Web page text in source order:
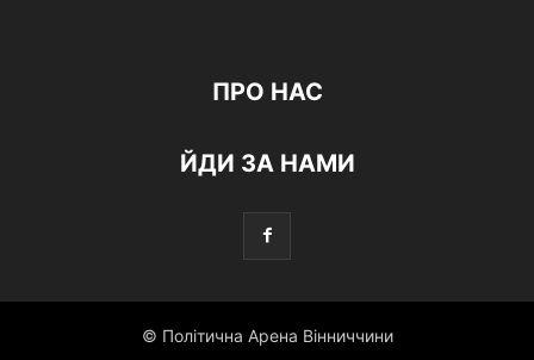
ПРО НАС
ЙДИ ЗА НАМИ
© Політична Арена Вінниччини